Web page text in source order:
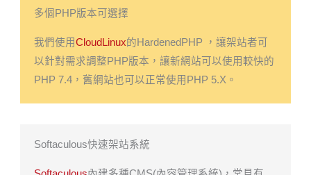
多個PHP版本可選擇
我們使用CloudLinux的HardenedPHP ，讓架站者可
以針對需求調整PHP版本，讓新網站可以使用較快的
PHP 7.4，舊網站也可以正常使用PHP 5.X。
Softaculous快速架站系統